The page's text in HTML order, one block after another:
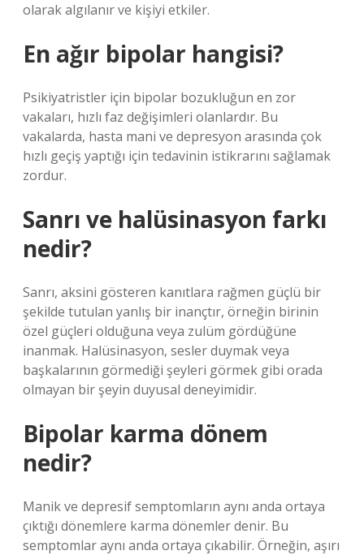
olarak algılanır ve kişiyi etkiler.
En ağır bipolar hangisi?
Psikiyatristler için bipolar bozukluğun en zor
vakaları, hızlı faz değişimleri olanlardır. Bu
vakalarda, hasta mani ve depresyon arasında çok
hızlı geçiş yaptığı için tedavinin istikrarını sağlamak
zordur.
Sanrı ve halüsinasyon farkı
nedir?
Sanrı, aksini gösteren kanıtlara rağmen güçlü bir
şekilde tutulan yanlış bir inançtır, örneğin birinin
özel güçleri olduğuna veya zulüm gördüğüne
inanmak. Halüsinasyon, sesler duymak veya
başkalarının görmediği şeyleri görmek gibi orada
olmayan bir şeyin duyusal deneyimidir.
Bipolar karma dönem
nedir?
Manik ve depresif semptomların aynı anda ortaya
çıktığı dönemlere karma dönemler denir. Bu
semptomlar aynı anda ortaya çıkabilir. Örneğin, aşırı